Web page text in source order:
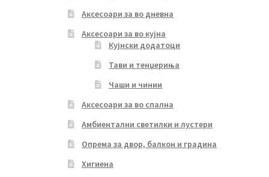
Аксесоари за во дневна
Аксесоари за во кујна
Кујнски додатоци
Тави и тенџериња
Чаши и чинии
Аксесоари за во спална
Амбиентални светилки и лустери
Опрема за двор, балкон и градина
Хигиена